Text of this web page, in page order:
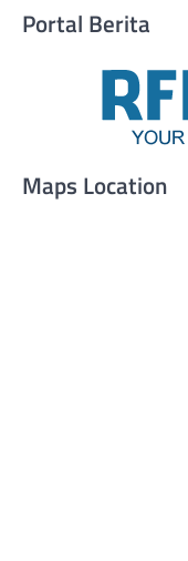
Portal Berita
Maps Location